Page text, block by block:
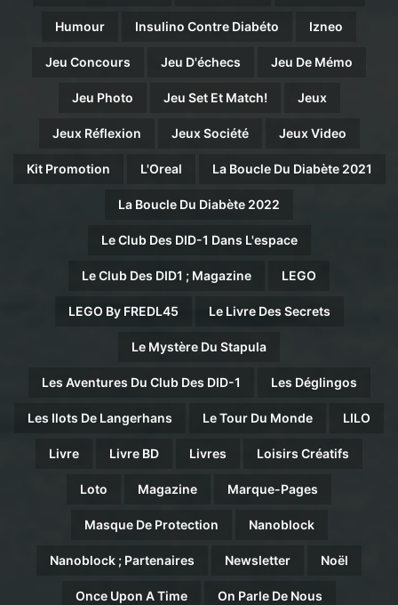
Humour Insulino Contre Diabéto Izneo
Jeu Concours Jeu D'échecs Jeu De Mémo
Jeu Photo Jeu Set Et Match! Jeux
Jeux Réflexion Jeux Société Jeux Video
Kit Promotion L'Oreal La Boucle Du Diabète 2021
La Boucle Du Diabète 2022
Le Club Des DID-1 Dans L'espace
Le Club Des DID1 ; Magazine LEGO
LEGO By FREDL45 Le Livre Des Secrets
Le Mystère Du Stapula
Les Aventures Du Club Des DID-1 Les Déglingos
Les Ilots De Langerhans Le Tour Du Monde LILO
Livre Livre BD Livres Loisirs Créatifs
Loto Magazine Marque-Pages
Masque De Protection Nanoblock
Nanoblock ; Partenaires Newsletter Noël
Once Upon A Time On Parle De Nous